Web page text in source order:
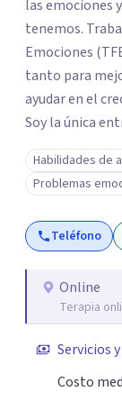
las emociones
tenemos.
Emociones
tanto para
ayudar en el
Soy la única
Focalizada en
supervisora y
demostrado
con un 70-
también
emocional. Desde que me gradué en Psicología en 2002,
siempre he
Máster en
Psicodrama,
Habilidades de
Problemas
Teléfono
Online
Terapia
Servicios
Costo